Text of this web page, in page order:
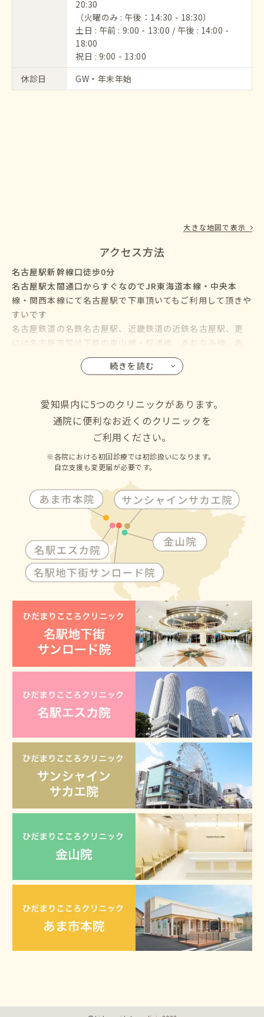
20:30
（火曜のみ : 午後：14:30 - 18:30）
土日 : 午前 : 9:00 - 13:00 / 午後 : 14:00 -
18:00
祝日 : 9:00 - 13:00
休診日
GW・年末年始
大きな地図で表示
アクセス方法
名古屋駅新幹線口徒歩0分
名古屋駅太閤通口からすぐなのでJR東海道本線・中央本
線・関西本線にて名古屋駅で下車頂いてもご利用して頂きや
すいです
名古屋鉄道の名鉄名古屋駅、近畿鉄道の近鉄名古屋駅、更
には名古屋市営地下鉄の東山線・桜通線、あおなみ線、名
鉄バス・名古屋市営バスも名古屋駅に乗り入れているので、
名古屋市の千種区・東区・北区・西区・中村区・中区・昭
区・名東区・天白区にお住いの方からも通院して頂けます
続きを読む
愛知県内に5つのクリニックがあります。
通院に便利なお近くのクリニックを
ご利用ください。
各院における初回診療では初診扱いになります。
自立支援も変更届が必要です。